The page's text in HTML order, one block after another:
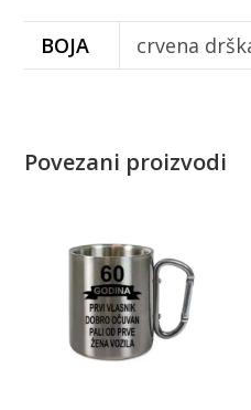
BOJA crvena
Povezani proizvodi